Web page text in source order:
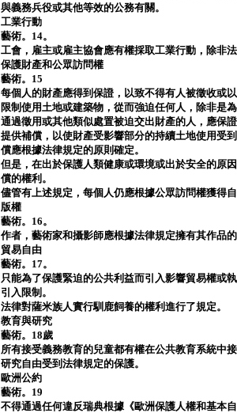
與義務兵役或其他等效的公務有關。
工業行動
藝術。14。
工會，雇主或雇主協會應有權採取工業行動，除非
保護財產和公眾訪問權
藝術。15
每個人的財產應得到保證，以致不得有人被徵收或
限制使用土地或建築物，從而強迫任何人，除非是
通過徵用或其他類似處置被迫交出財產的人，應保
提供補償，以使財產受影響部分的持續土地使用受
償應根據法律規定的原則確定。
但是，在出於保護人類健康或環境或出於安全的原
償的權利。
儘管有上述規定，每個人仍應根據公眾訪問權獲得自
版權
藝術。16。
作者，藝術家和攝影師應根據法律規定擁有其作品的
貿易自由
藝術。17。
只能為了保護緊迫的公共利益而引入影響貿易權或
引入限制。
法律對薩米族人實行馴鹿飼養的權利進行了規定。
教育與研究
藝術。18歲
所有接受義務教育的兒童都有權在公共教育系統中
研究自由受到法律規定的保護。
歐洲公約
藝術。19
不得通過任何違反瑞典根據《歐洲保護人權和基本